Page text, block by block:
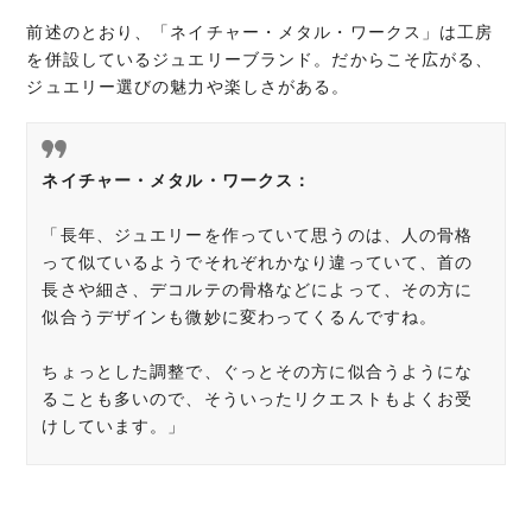
前述のとおり、「ネイチャー・メタル・ワークス」は工房
を併設しているジュエリーブランド。だからこそ広がる、
ジュエリー選びの魅力や楽しさがある。
ネイチャー・メタル・ワークス ：
「長年、ジュエリーを作っていて思うのは、人の骨格
って似ているようでそれぞれかなり違っていて、首の
長さや細さ、デコルテの骨格などによって、その方に
似合うデザインも微妙に変わってくるんですね。
ちょっとした調整で、ぐっとその方に似合うようにな
ることも多いので、そういったリクエストもよくお受
けしています。」